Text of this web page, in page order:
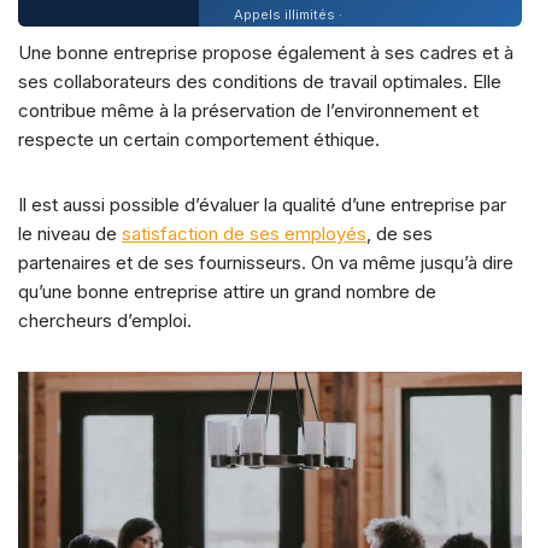
Appels illimités ·
conversationnelle
Une bonne entreprise propose également à ses cadres et à
ses collaborateurs des conditions de travail optimales. Elle
contribue même à la préservation de l’environnement et
respecte un certain comportement éthique.
Il est aussi possible d’évaluer la qualité d’une entreprise par
le niveau de satisfaction de ses employés, de ses
partenaires et de ses fournisseurs. On va même jusqu’à dire
qu’une bonne entreprise attire un grand nombre de
chercheurs d’emploi.